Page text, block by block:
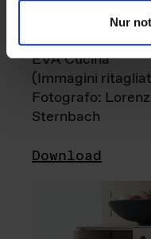
Nur
EVA Cucina
(Immagini
Fotografo: Lorenz
Sternbach
Download